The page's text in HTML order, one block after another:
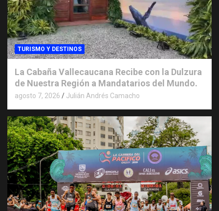
TURISMO Y DESTINOS
La Cabaña Vallecaucana Recibe con la Dulzura
de Nuestra Región a Mandatarios del Mundo.
agosto 7, 2026 Julián Andrés Camacho